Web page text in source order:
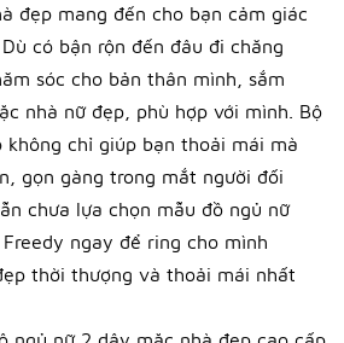
đẹp mang đến cho bạn cảm giác
có bận rộn đến đâu đi chăng
sóc cho bản thân mình, sắm
nhà nữ đẹp, phù hợp với mình. Bộ
không chỉ giúp bạn thoải mái mà
gọn gàng trong mắt người đối
chưa lựa chọn mẫu đồ ngủ nữ
ngay để ring cho mình
thời thượng và thoải mái nhất